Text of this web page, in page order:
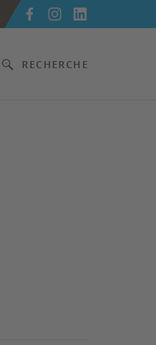
RECHERCHE